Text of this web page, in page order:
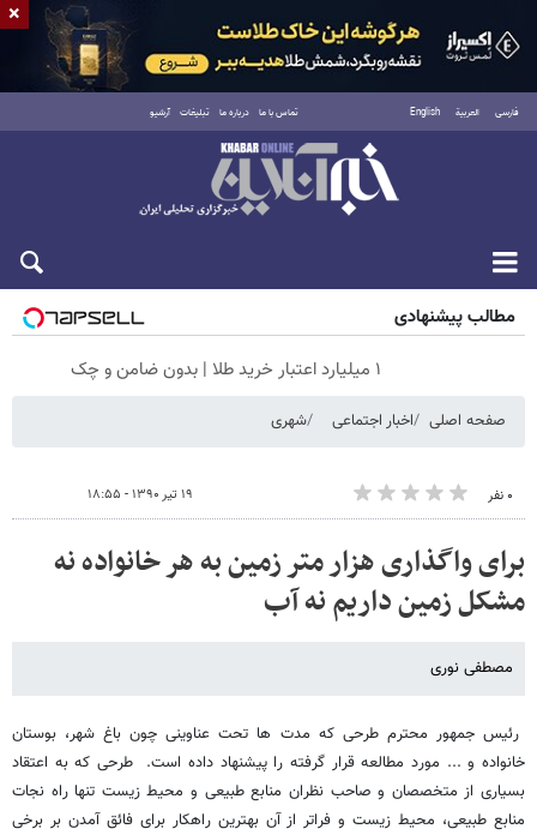
فارسی العربية English تماس با ما درباره ما تبلیغات آرشیو
جمعه ۱۶ مرداد ۱۴۰۵
مطالب پیشنهادی
۱ میلیارد اعتبار خرید طلا | بدون ضامن و چک
صفحه اصلی اخبار اجتماعی شهری
۰ نفر ۱۹ تیر ۱۳۹۰ - ۱۸:۵۵
برای واگذاری هزار متر زمین به هر خانواده نه
مشکل زمین داریم نه آب
مصطفی نوری
رئیس جمهور محترم طرحی که مدت ها تحت عناوینی چون باغ شهر، بوستان
خانواده و ... مورد مطالعه قرار گرفته را پیشنهاد داده است. طرحی که به اعتقاد
بسیاری از متخصصان و صاحب نظران منابع طبیعی و محیط زیست تنها راه نجات
منابع طبیعی، محیط زیست و فراتر از آن بهترین راهکار برای فائق آمدن بر برخی
×